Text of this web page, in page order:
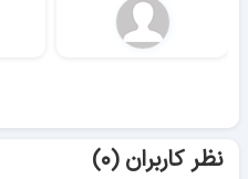
نظر کاربران (۰)